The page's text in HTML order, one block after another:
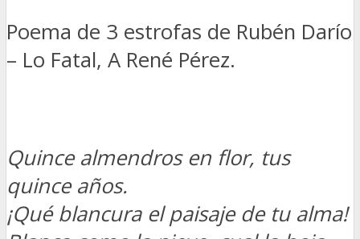
Poema de 3 estrofas de Rubén Darío
– Lo Fatal, A René Pérez.
Quince almendros en flor, tus
quince años.
¡Qué blancura el paisaje de tu alma!